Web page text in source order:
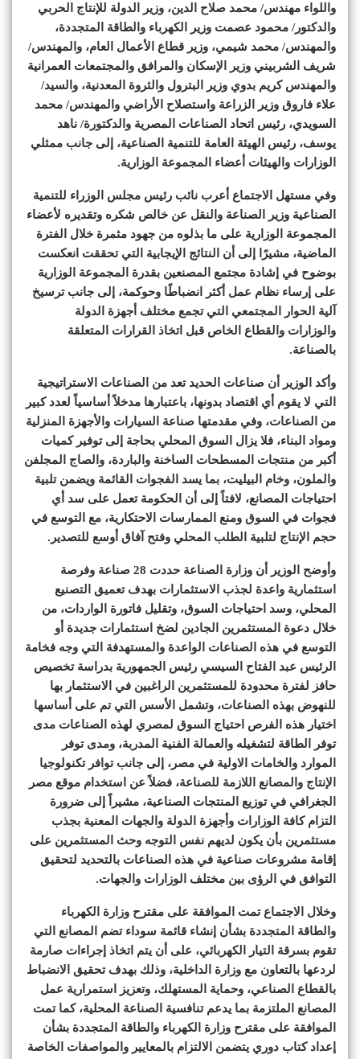
واللواء مهندس/ محمد صلاح الدين، وزير الدولة للإنتاج الحربي
والدكتور/ محمود عصمت وزير الكهرباء والطاقة المتجددة،
والمهندس/ محمد شيمي، وزير قطاع الأعمال العام، والمهندس/
شريف الشربيني وزير الإسكان والمرافق والمجتمعات العمرانية
والمهندس كريم بدوي وزير البترول والثروة المعدنية، والسيد/
علاء فاروق وزير الزراعة واستصلاح الأراضي والمهندس/ محمد
السويدي، رئيس اتحاد الصناعات المصرية والدكتورة/ ناهد
يوسف، رئيس الهيئة العامة للتنمية الصناعية، إلى جانب ممثلي
الوزارات والهيئات أعضاء المجموعة الوزارية.
وفي مستهل الاجتماع أعرب نائب رئيس مجلس الوزراء للتنمية
الصناعية وزير الصناعة والنقل عن خالص شكره وتقديره لأعضاء
المجموعة الوزارية على ما بذلوه من جهود مثمرة خلال الفترة
الماضية، مشيرًا إلى أن النتائج الإيجابية التي تحققت انعكست
بوضوح في إشادة مجتمع المصنعين بقدرة المجموعة الوزارية
على إرساء نظام عمل أكثر انضباطًا وحوكمة، إلى جانب ترسيخ
آلية الحوار المجتمعي التي تجمع مختلف أجهزة الدولة
والوزارات والقطاع الخاص قبل اتخاذ القرارات المتعلقة
بالصناعة.
وأكد الوزير أن صناعات الحديد تعد من الصناعات الاستراتيجية
التي لا يقوم أي اقتصاد بدونها، باعتبارها مدخلاً أساسياً لعدد كبير
من الصناعات، وفي مقدمتها صناعة السيارات والأجهزة المنزلية
ومواد البناء، فلا يزال السوق المحلي بحاجة إلى توفير كميات
أكبر من منتجات المسطحات الساخنة والباردة، والصاج المجلفن
والملون، وخام البيليت، بما يسد الفجوات القائمة ويضمن تلبية
احتياجات المصانع، لافتاً إلى أن الحكومة تعمل على سد أي
فجوات في السوق ومنع الممارسات الاحتكارية، مع التوسع في
حجم الإنتاج لتلبية الطلب المحلي وفتح آفاق أوسع للتصدير.
وأوضح الوزير أن وزارة الصناعة حددت 28 صناعة وفرصة
استثمارية واعدة لجذب الاستثمارات بهدف تعميق التصنيع
المحلي، وسد احتياجات السوق، وتقليل فاتورة الواردات، من
خلال دعوة المستثمرين الجادين لضخ استثمارات جديدة أو
التوسع في هذه الصناعات الواعدة والمستهدفة التي وجه فخامة
الرئيس عبد الفتاح السيسي رئيس الجمهورية بدراسة تخصيص
حافز لفترة محدودة للمستثمرين الراغبين في الاستثمار بها
للنهوض بهذه الصناعات، وتشمل الأسس التي تم على أساسها
اختيار هذه الفرص احتياج السوق لمصري لهذه الصناعات مدى
توفر الطاقة لتشغيله والعمالة الفنية المدربة، ومدى توفر
الموارد والخامات الاولية في مصر، إلى جانب توافر تكنولوجيا
الإنتاج والمصانع اللازمة للصناعة، فضلاً عن استخدام موقع مصر
الجغرافي في توزيع المنتجات الصناعية، مشيراً إلى ضرورة
التزام كافة الوزارات وأجهزة الدولة والجهات المعنية بجذب
مستثمرين بأن يكون لديهم نفس التوجه وحث المستثمرين على
إقامة مشروعات صناعية في هذه الصناعات بالتحديد لتحقيق
التوافق في الرؤى بين مختلف الوزارات والجهات.
وخلال الاجتماع تمت الموافقة على مقترح وزارة الكهرباء
والطاقة المتجددة بشأن إنشاء قائمة سوداء تضم المصانع التي
تقوم بسرقة التيار الكهربائي، على أن يتم اتخاذ إجراءات صارمة
لردعها بالتعاون مع وزارة الداخلية، وذلك بهدف تحقيق الانضباط
بالقطاع الصناعي، وحماية المستهلك، وتعزيز استمرارية عمل
المصانع الملتزمة بما يدعم تنافسية الصناعة المحلية، كما تمت
الموافقة على مقترح وزارة الكهرباء والطاقة المتجددة بشأن
إعداد كتاب دوري يتضمن الالتزام بالمعايير والمواصفات الخاصة